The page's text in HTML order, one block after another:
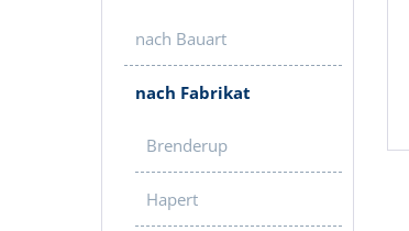
nach Bauart
nach Fabrikat
Brenderup
Hapert